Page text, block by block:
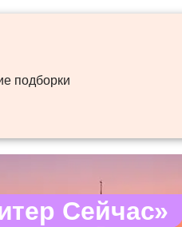
подборки
Сейчас»